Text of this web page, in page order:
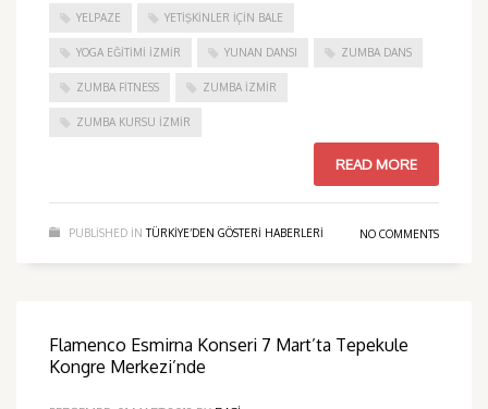
YELPAZE YETIŞKINLER IÇIN BALE
YOGA EĞITIMI İZMIR YUNAN DANSI ZUMBA DANS
ZUMBA FITNESS ZUMBA İZMIR
ZUMBA KURSU İZMIR
READ MORE
PUBLISHED IN TÜRKIYE’DEN GÖSTERI HABERLERI NO COMMENTS
Flamenco Esmirna Konseri 7 Mart’ta Tepekule
Kongre Merkezi’nde